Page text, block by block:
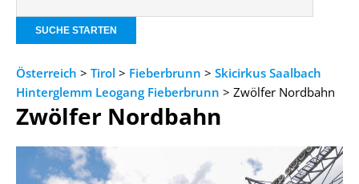
Österreich > Tirol > Fieberbrunn > Skicirkus Saalbach
Hinterglemm Leogang Fieberbrunn > Zwölfer Nordbahn
Zwölfer Nordbahn